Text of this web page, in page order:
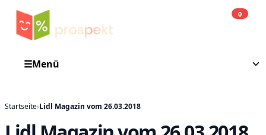
0
☰Menü
Startseite›Lidl Magazin vom 26.03.2018